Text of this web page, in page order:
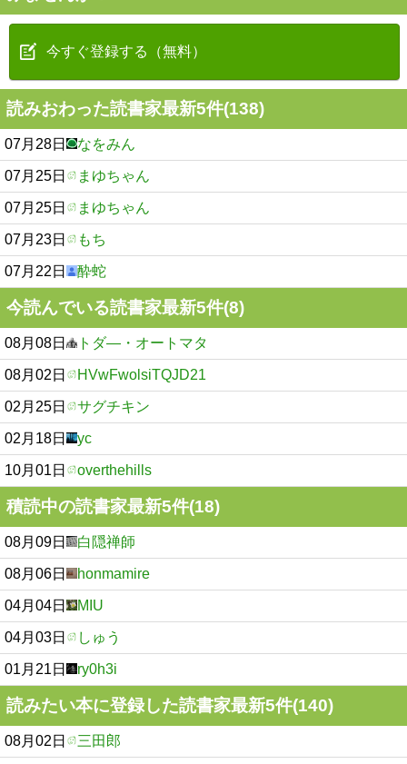
今すぐ登録する（無料）
読みおわった読書家最新5件(138)
07月28日 なをみん
07月25日 まゆちゃん
07月25日 まゆちゃん
07月23日 もち
07月22日 酔蛇
今読んでいる読書家最新5件(8)
08月08日 トダ―・オートマタ
08月02日 HVwFwolsiTQJD21
02月25日 サグチキン
02月18日 yc
10月01日 overthehills
積読中の読書家最新5件(18)
08月09日 白隠禅師
08月06日 honmamire
04月04日 MIU
04月03日 しゅう
01月21日 ry0h3i
読みたい本に登録した読書家最新5件(140)
08月02日 三田郎